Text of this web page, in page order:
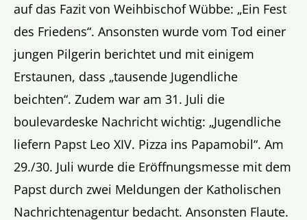
auf das Fazit von Weihbischof Wübbe: „Ein Fest
des Friedens“. Ansonsten wurde vom Tod einer
jungen Pilgerin berichtet und mit einigem
Erstaunen, dass „tausende Jugendliche
beichten“. Zudem war am 31. Juli die
boulevardeske Nachricht wichtig: „Jugendliche
liefern Papst Leo XIV. Pizza ins Papamobil“. Am
29./30. Juli wurde die Eröffnungsmesse mit dem
Papst durch zwei Meldungen der Katholischen
Nachrichtenagentur bedacht. Ansonsten Flaute.